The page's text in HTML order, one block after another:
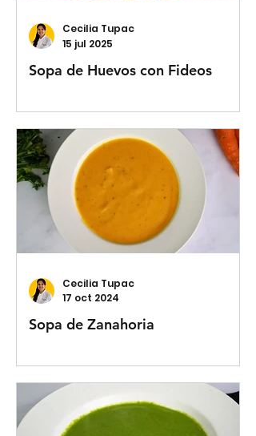
Sopa de Huevos con Fideos
Cecilia Tupac
15 jul 2025
Sopa de Zanahoria
Cecilia Tupac
17 oct 2024